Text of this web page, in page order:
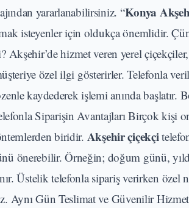
yararlanabilirsiniz. “Konya
isteyenler için oldukça önemlidir.
hizmet veren yerel
özel ilgi gösterirler. Telefonla
kaydederek işlemi anında başlatır.
Siparişin Avantajları Birçok kişi
biridir. Akşehir çiçekçi
önerebilir. Örneğin; doğum günü,
Üstelik telefonla sipariş verirken özel
Aynı Gün Teslimat ve Güvenilir Hizmet